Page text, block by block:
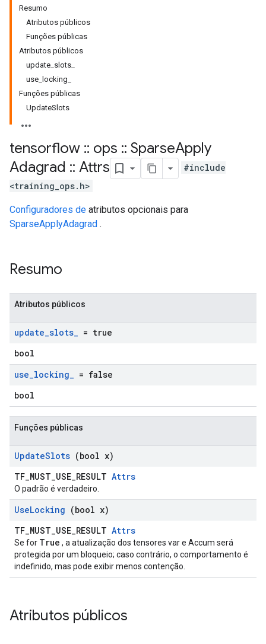
Resumo
Atributos públicos
Funções públicas
Atributos públicos
update_slots_
use_locking_
Funções públicas
UpdateSlots
tensorflow :: ops :: SparseApply
Adagrad :: Attrs
#include
<training_ops.h>
Configuradores de atributos opcionais para
SparseApplyAdagrad .
Resumo
Atributos públicos
update_slots_ = true
bool
use_locking_ = false
bool
Funções públicas
UpdateSlots (bool x)
TF_MUST_USE_RESULT Attrs
O padrão é verdadeiro.
UseLocking (bool x)
TF_MUST_USE_RESULT Attrs
Se for True , a atualização dos tensores var e Accum será
protegida por um bloqueio; caso contrário, o comportamento é
indefinido, mas pode exibir menos contenção.
Atributos públicos